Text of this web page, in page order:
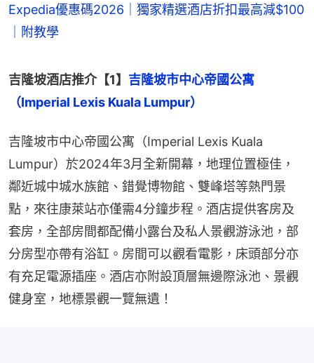
Expedia優惠碼2026｜獨家精選酒店折扣最高減$100
｜附教學
吉隆坡酒店推介【1】 吉隆坡市中心帝國公寓
（Imperial Lexis Kuala Lumpur）
吉隆坡市中心帝國公寓（Imperial Lexis Kuala
Lumpur）於2024年3月全新開幕，地理位置極佳，
鄰近城中城水族館、錯覺博物館、雙峰塔等熱門景
點，來往康萊站亦僅需4分鐘步程。酒店提供客房及
套房，全部房間都配備小露台及私人景觀游泳池，部
分房型亦帶有浴缸。房間可以觀看電影，床頭部分亦
有充足電源插座。酒店亦附設頂層無邊際泳池、景觀
健身室，地標景觀一覽無遺！